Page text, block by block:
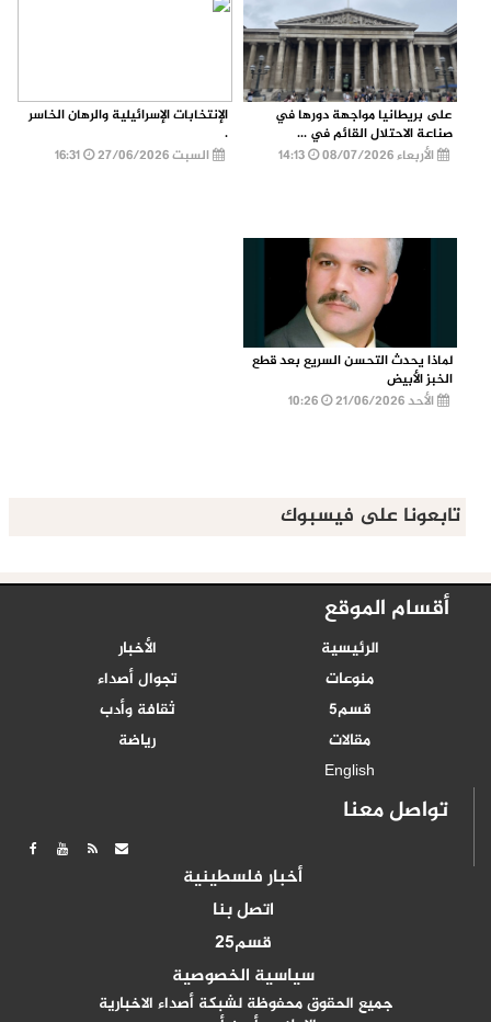
على بريطانيا مواجهة دورها في
صناعة الاحتلال القائم في ...
الأربعاء 08/07/2026
الإنتخابات الإسرائيلية والرهان الخاسر
.
السبت 27/06/2026
16:31
لماذا يحدث التحسن السريع بعد قطع
الخبز الأبيض
الأحد 21/06/2026
تابعونا على فيسبوك
أقسام الموقع
الرئيسية
الأخبار
منوعات
تجوال أصداء
قسم5
ثقافة وأدب
مقالات
رياضة
English
تواصل معنا
أخبار فلسطينية
اتصل بنا
قسم25
سياسية الخصوصية
جميع الحقوق محفوظة لشبكة أصداء الاخبارية